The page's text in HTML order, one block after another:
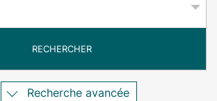
RECHERCHER
Recherche avancée